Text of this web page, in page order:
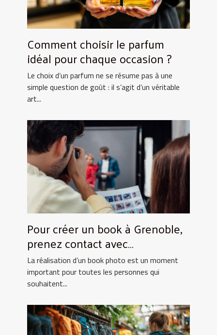
Comment choisir le parfum
idéal pour chaque occasion ?
Le choix d’un parfum ne se résume pas à une
simple question de goût : il s’agit d’un véritable
art...
Pour créer un book à Grenoble,
prenez contact avec
UtopikPhoto !
La réalisation d’un book photo est un moment
important pour toutes les personnes qui
souhaitent...